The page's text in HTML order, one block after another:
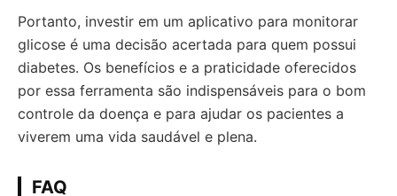
Portanto, investir em um aplicativo para monitorar
glicose é uma decisão acertada para quem possui
diabetes. Os benefícios e a praticidade oferecidos
por essa ferramenta são indispensáveis para o bom
controle da doença e para ajudar os pacientes a
viverem uma vida saudável e plena.
FAQ